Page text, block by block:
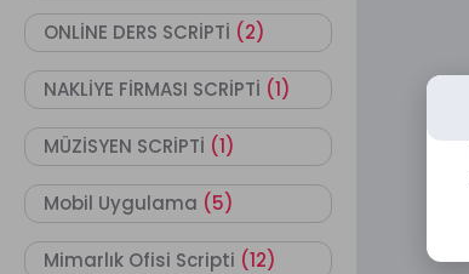
ONLİNE DERS SCRİPTİ (2)
NAKLİYE FİRMASI SCRİPTİ (1)
MÜZİSYEN SCRİPTİ (1)
Mobil Uygulama (5)
Mimarlık Ofisi Scripti (12)